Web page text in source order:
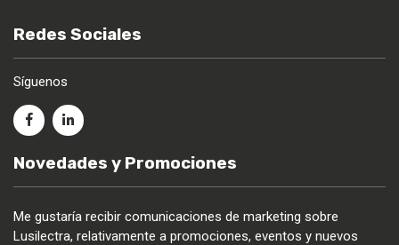
Redes Sociales
Síguenos
Novedades y Promociones
Me gustaría recibir comunicaciones de marketing sobre
Lusilectra, relativamente a promociones, eventos y nuevos